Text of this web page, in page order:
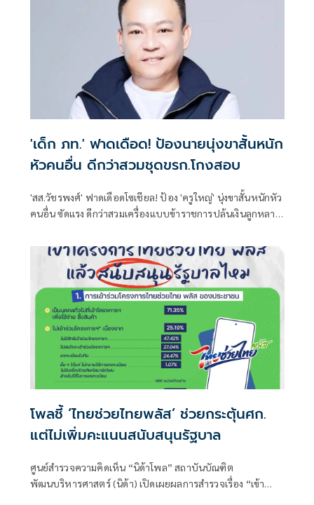
'เด็ก ภท.' ฟาดเดือด! ป้องนายนุ่งขาสั้นหนัก
หัวคนอื่น ดีกว่าสวมชุดขรก.โกงสอบ
'สส.วัชรพงศ์' ฟาดเดือดโซเชียล! ป้อง 'ครูใหญ่' นุ่งขาสั้นหนักหัว
คนอื่น ซัดแรง ดีกว่าสวมเครื่องแบบข้าราชการปล้นเงินลูกหลาน
โพลชี้ ‘ไทยช่วยไทยพลัส’ ช่วยกระตุ้นศก.
แต่ไม่เพิ่มคะแนนสนับสนุนรัฐบาล
ศูนย์สำรวจความคิดเห็น “นิด้าโพล” สถาบันบัณฑิต
พัฒนบริหารศาสตร์ (นิด้า) เปิดเผยผลการสำรวจเรื่อง “เข้า